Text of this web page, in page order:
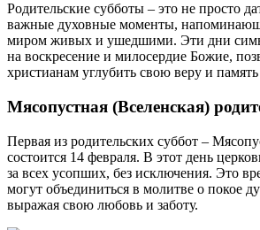
Родительские субботы – это не просто
важные духовные моменты,
миром живых и ушедшими. Эти дни
на воскресение и милосердие Божие,
христианам углубить свою веру и
Мясопустная (Вселенская)
Первая из родительских суббот –
состоится 14 февраля. В этот день
за всех усопших, без исключения. Это
могут объединиться в молитве о покое
выражая свою любовь и заботу.